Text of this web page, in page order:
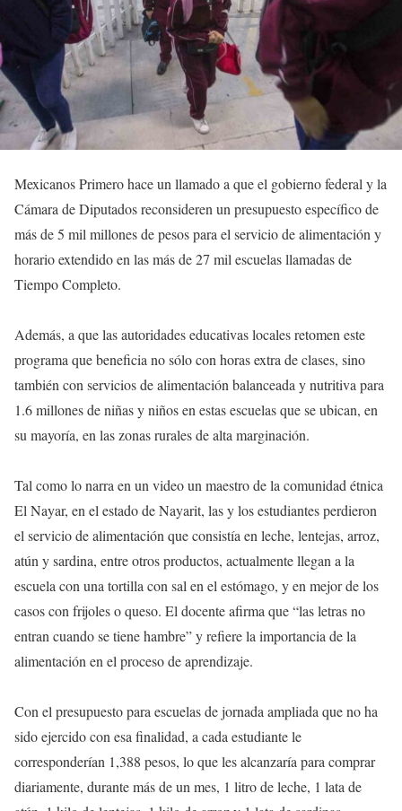
Mexicanos Primero hace un llamado a que el gobierno federal y la
Cámara de Diputados reconsideren un presupuesto específico de
más de 5 mil millones de pesos para el servicio de alimentación y
horario extendido en las más de 27 mil escuelas llamadas de
Tiempo Completo.
Además, a que las autoridades educativas locales retomen este
programa que beneficia no sólo con horas extra de clases, sino
también con servicios de alimentación balanceada y nutritiva para
1.6 millones de niñas y niños en estas escuelas que se ubican, en
su mayoría, en las zonas rurales de alta marginación.
Tal como lo narra en un video un maestro de la comunidad étnica
El Nayar, en el estado de Nayarit, las y los estudiantes perdieron
el servicio de alimentación que consistía en leche, lentejas, arroz,
atún y sardina, entre otros productos, actualmente llegan a la
escuela con una tortilla con sal en el estómago, y en mejor de los
casos con frijoles o queso. El docente afirma que “las letras no
entran cuando se tiene hambre” y refiere la importancia de la
alimentación en el proceso de aprendizaje.
Con el presupuesto para escuelas de jornada ampliada que no ha
sido ejercido con esa finalidad, a cada estudiante le
corresponderían 1,388 pesos, lo que les alcanzaría para comprar
diariamente, durante más de un mes, 1 litro de leche, 1 lata de